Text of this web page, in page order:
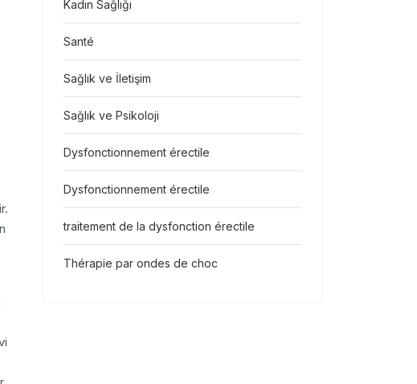
Kadın Sağlığı
Santé
Sağlık ve İletişim
Sağlık ve Psikoloji
Dysfonctionnement érectile
Dysfonctionnement érectile
traitement de la dysfonction érectile
Thérapie par ondes de choc